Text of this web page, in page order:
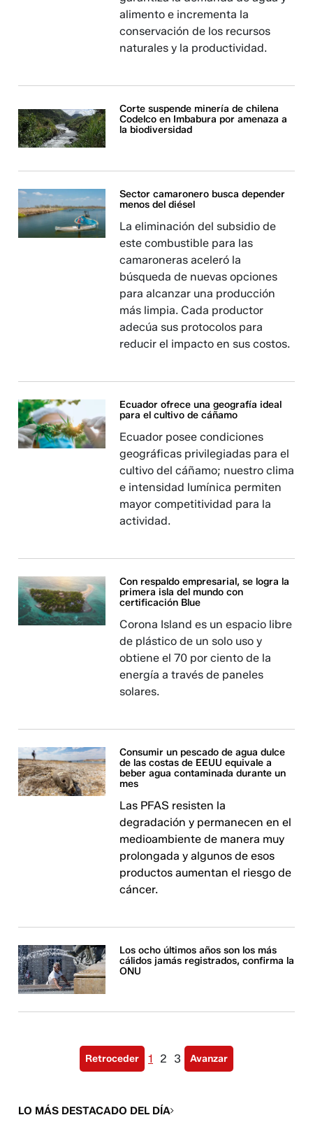
alimento e incrementa la
conservación de los recursos
naturales y la productividad.
Corte suspende minería de chilena
Codelco en Imbabura por amenaza a
la biodiversidad
Sector camaronero busca depender
menos del diésel
La eliminación del subsidio de
este combustible para las
camaroneras aceleró la
búsqueda de nuevas opciones
para alcanzar una producción
más limpia. Cada productor
adecúa sus protocolos para
reducir el impacto en sus costos.
Ecuador ofrece una geografía ideal
para el cultivo de cáñamo
Ecuador posee condiciones
geográficas privilegiadas para el
cultivo del cáñamo; nuestro clima
e intensidad lumínica permiten
mayor competitividad para la
actividad.
Con respaldo empresarial, se logra la
primera isla del mundo con
certificación Blue
Corona Island es un espacio libre
de plástico de un solo uso y
obtiene el 70 por ciento de la
energía a través de paneles
solares.
Consumir un pescado de agua dulce
de las costas de EEUU equivale a
beber agua contaminada durante un
mes
Las PFAS resisten la
degradación y permanecen en el
medioambiente de manera muy
prolongada y algunos de esos
productos aumentan el riesgo de
cáncer.
Los ocho últimos años son los más
cálidos jamás registrados, confirma la
ONU
Retroceder 1 2 3 Avanzar
LO MÁS DESTACADO DEL DÍA